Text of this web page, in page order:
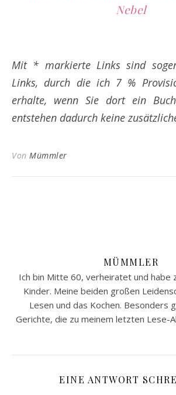
Nebel
Mit * markierte Links sind
Links, durch die ich 7 %
erhalte, wenn Sie dort ein
entstehen dadurch keine
Von Mümmler
MÜMMLER
Ich bin Mitte 60, verheiratet und habe
Kinder. Meine beiden großen
Lesen und das Kochen. Besonders
Gerichte, die zu meinem letzten Lese-
EINE ANTWORT